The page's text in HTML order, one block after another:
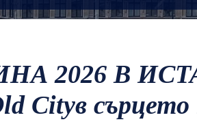
2026 В
Cityв сърцето